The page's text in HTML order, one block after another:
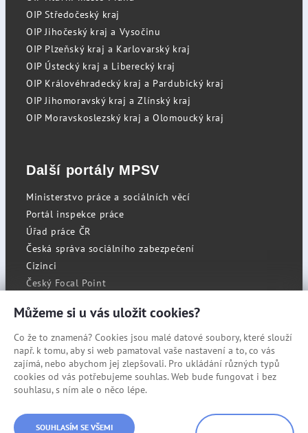
OIP Středočeský kraj
OIP Jihočeský kraj a Vysočinu
OIP Plzeňský kraj a Karlovarský kraj
OIP Ústecký kraj a Liberecký kraj
OIP Královéhradecký kraj a Pardubický kraj
OIP Jihomoravský kraj a Zlínský kraj
OIP Moravskoslezský kraj a Olomoucký kraj
Další portály MPSV
Ministerstvo práce a sociálních věcí
Portál inspekce práce
Úřad práce ČR
Česká správa sociálního zabezpečení
Cizinci
Český Focal Point
RSS
Cookies
Prohlášení o přístupnosti
Mapa stránek
© Státní úřad inspekce práce
Můžeme si u vás uložit cookies?
Co že to znamená? Cookies jsou malé datové soubory, které slouží
např. k tomu, aby si web pamatoval vaše nastavení a to, co vás
zajímá, nebo abychom jej zlepšovali. Pro ukládání různých typů
cookies od vás potřebujeme souhlas. Web bude fungovat i bez
souhlasu, s ním ale o něco lépe.
SOUHLASÍM SE VŠEMI